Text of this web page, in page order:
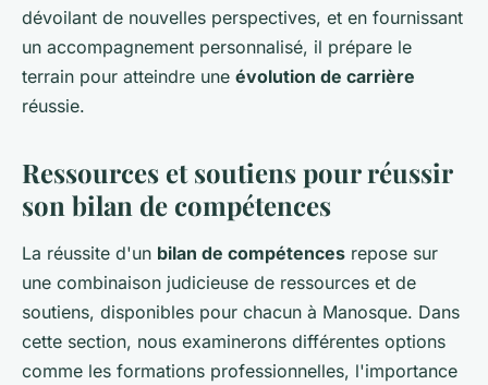
dévoilant de nouvelles perspectives, et en fournissant
un accompagnement personnalisé, il prépare le
terrain pour atteindre une évolution de carrière
réussie.
Ressources et soutiens pour réussir
son bilan de compétences
La réussite d'un bilan de compétences repose sur
une combinaison judicieuse de ressources et de
soutiens, disponibles pour chacun à Manosque. Dans
cette section, nous examinerons différentes options
comme les formations professionnelles, l'importance